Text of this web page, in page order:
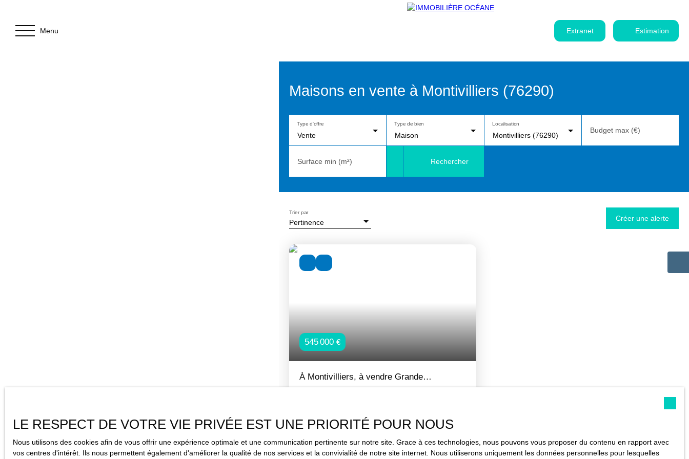
Menu Extranet Estimation
Maisons en vente à Montivilliers (76290)
Vente
Type d'offre
Maison
Type de bien
Montivilliers (76290)
Localisation
Budget max (€)
Surface min (m²) Rechercher
Pertinence
Trier par
Créer une alerte
545 000 €
À Montivilliers, à vendre Grande
Chaumière Normande à 625000 €
accompagnée de 4 chambres (plus possibles) en
périphérie du Havre. Le bâtiment est conforme aux
normes d'accessibilité PMR. D'environ 200m²,
l'espace intérieur est constitué de 4 chambres,
LE RESPECT DE VOTRE VIE PRIVÉE EST UNE PRIORITÉ POUR NOUS
Nous utilisons des cookies afin de vous offrir une expérience optimale et une communication pertinente sur notre site. Grace à ces technologies, nous pouvons vous proposer du contenu en rapport avec
vos centres d'intérêt. Ils nous permettent également d'améliorer la qualité de nos services et la convivialité de notre site internet. Nous utiliserons uniquement les données personnelles pour lesquelles